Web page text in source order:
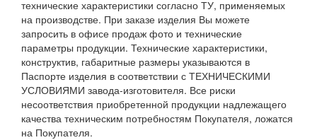
технические характеристики согласно ТУ, применяемых
на производстве. При заказе изделия Вы можете
запросить в офисе продаж фото и технические
параметры продукции. Технические характеристики,
конструктив, габаритные размеры указываются в
Паспорте изделия в соответствии с ТЕХНИЧЕСКИМИ
УСЛОВИЯМИ завода-изготовителя. Все риски
несоответствия приобретенной продукции надлежащего
качества техническим потребностям Покупателя, ложатся
на Покупателя.